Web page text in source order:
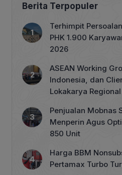
Berita Terpopuler
Terhimpit
PHK 1.900
2026
ASEAN Working
Indonesia, dan
Lokakarya
Penjualan Mobnas
Menperin Agus
850 Unit
Harga BBM
Pertamax Turbo